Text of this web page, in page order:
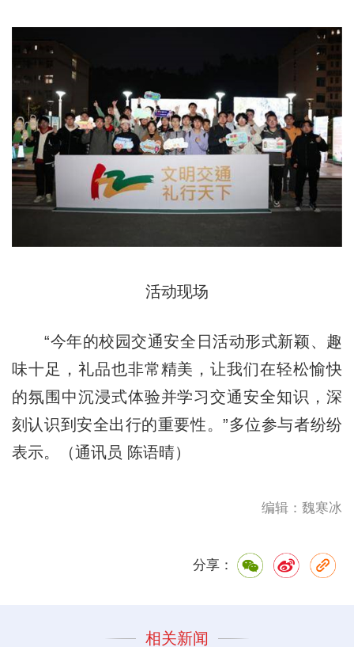
活动现场
“今年的校园交通安全日活动形式新颖、趣
味十足，礼品也非常精美，让我们在轻松愉快
的氛围中沉浸式体验并学习交通安全知识，深
刻认识到安全出行的重要性。”多位参与者纷纷
表示。（通讯员 陈语晴）
编辑：魏寒冰
分享：
相关新闻